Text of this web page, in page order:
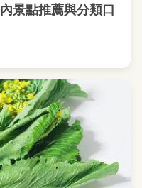
景點推薦與分類口